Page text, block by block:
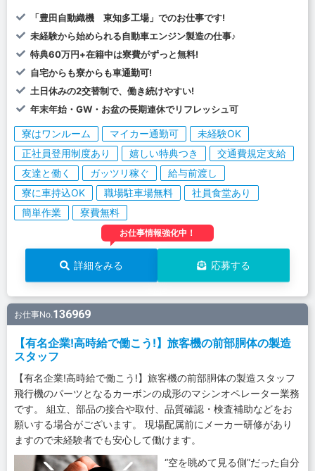
「豊田自動織機 東知多工場」でのお仕事です!
未経験から始められる自動車エンジン製造の仕事♪
特典60万円+在籍中は寮費がずっと無料!
自宅からも寮からも車通勤可!
土日休みの2交替制で、働き続けやすい!
年末年始・GW・お盆の長期連休でリフレッシュ可
寮はワンルーム マイカー通勤可
未経験OK
正社員登用制度あり
嬉しい特典つき
交通費規定支給
友達と働く
ガッツリ稼ぐ
給与前渡し
寮に車持込OK
職場駐車場無料
社員食堂あり
簡単作業
寮費無料
お仕事情報強化中！
詳細をみる 応募する
お仕事No.136969
【有名企業!高時給で働こう!】旅客機の前部胴体の製造
スタッフ
【有名企業!高時給で働こう!】旅客機の前部胴体の製造スタッフ
飛行機のパーツとなるカーボンの成形のマシンオペレーター業務
です。 組立、部品の接合や取付、品質確認・検査補助などをお
願いする場合がございます。 現場配属前にメーカー研修があり
ますので未経験者でも安心して働けます。
“空を眺めて見る側”だった自分